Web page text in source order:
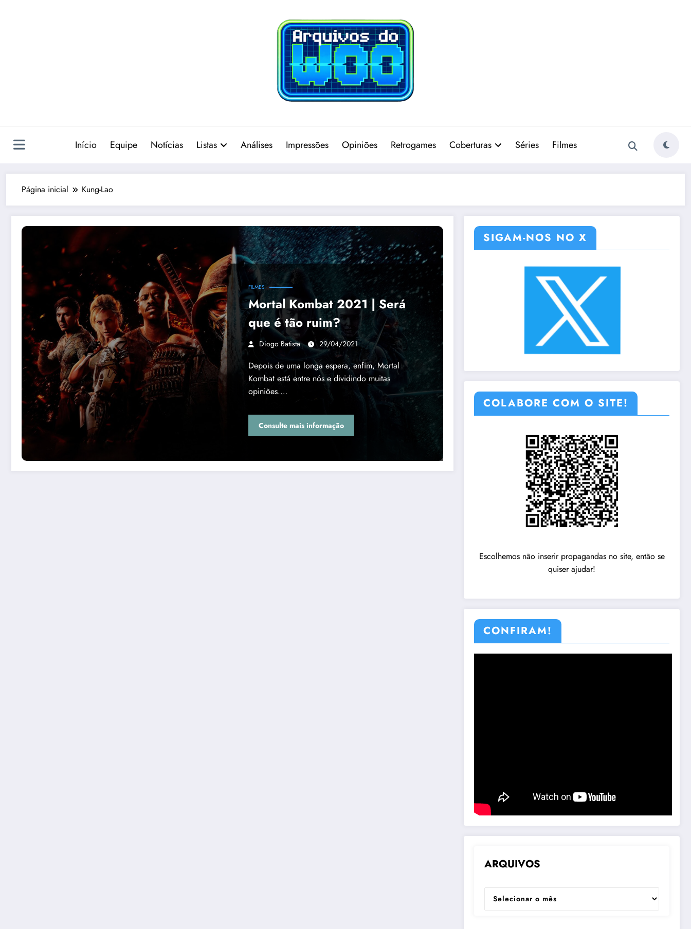
Início Equipe Notícias Listas Análises Impressões Opiniões Retrogames Coberturas Séries Filmes
Página inicial Kung-Lao
FILMES
Mortal Kombat 2021 | Será
que é tão ruim?
Diogo Batista 29/04/2021
Depois de uma longa espera, enfim, Mortal
Kombat está entre nós e dividindo muitas
opiniões.…
Consulte mais informação
SIGAM-NOS NO X
COLABORE COM O SITE!
Escolhemos não inserir propagandas no site, então se
quiser ajudar!
CONFIRAM!
ARQUIVOS
ARQUIVOS